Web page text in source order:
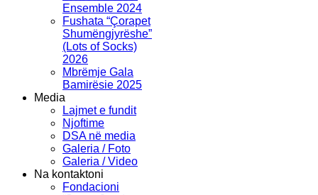
Ensemble 2024
Fushata “Çorapet
Shumëngjyrëshe”
(Lots of Socks)
2026
Mbrëmje Gala
Bamirësie 2025
Media
Lajmet e fundit
Njoftime
DSA në media
Galeria / Foto
Galeria / Video
Na kontaktoni
Fondacioni